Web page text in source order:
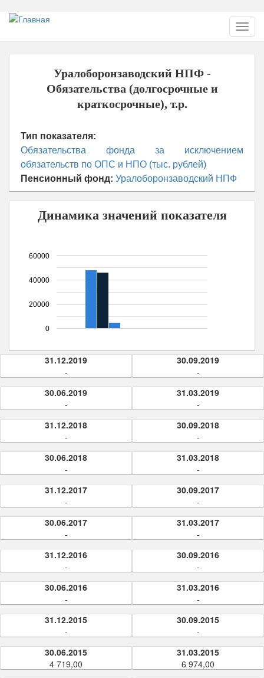
Перейти
основному
содержанию
Уралоборонзаводский НПФ -
Обязательства (долгосрочные и
краткосрочные), т.р.
Тип показателя:
Обязательства фонда за исключением
обязательств по ОПС и НПО (тыс. рублей)
Пенсионный фонд: Уралоборонзаводский НПФ
Динамика значений показателя
0
20000
40000
60000
31.12.2019
-
30.09.2019
-
30.06.2019
-
31.03.2019
-
31.12.2018
-
30.09.2018
-
30.06.2018
-
31.03.2018
-
31.12.2017
-
30.09.2017
-
30.06.2017
-
31.03.2017
-
31.12.2016
-
30.09.2016
-
30.06.2016
-
31.03.2016
-
31.12.2015
-
30.09.2015
-
30.06.2015
4 719,00
31.03.2015
6 974,00